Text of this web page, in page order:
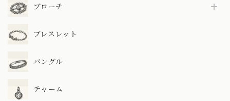
ブローチ
ブレスレット
バングル
チャーム